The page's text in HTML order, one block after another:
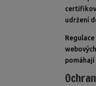
udržení